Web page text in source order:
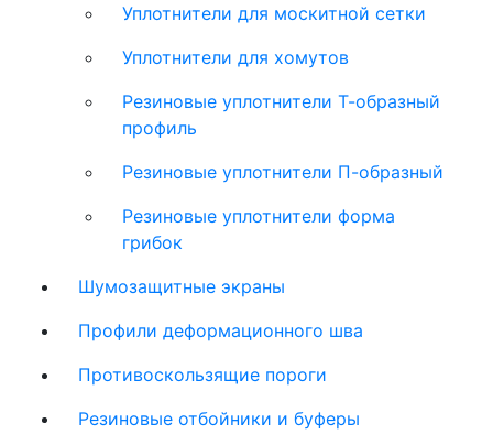
Уплотнители для москитной сетки
Уплотнители для хомутов
Резиновые уплотнители Т-образный
профиль
Резиновые уплотнители П-образный
Резиновые уплотнители форма
грибок
Шумозащитные экраны
Профили деформационного шва
Противоскользящие пороги
Резиновые отбойники и буферы